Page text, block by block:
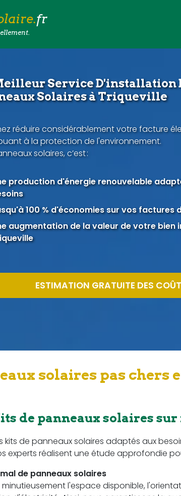
fr
Service D'installation
Solaires à Triqueville
réduire considérablement votre facture
à la protection de l'environnement.
solaires, c’est :
production d'énergie renouvelable
100 % d'économies sur vos factures
augmentation de la valeur de votre bien
ESTIMATION GRATUITE DES
solaires pas
de panneaux solaires sur
kits de panneaux solaires adaptés aux
experts réalisent une étude approfondie
de panneaux solaires
l'espace disponible,